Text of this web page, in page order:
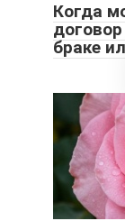
Когда
браке